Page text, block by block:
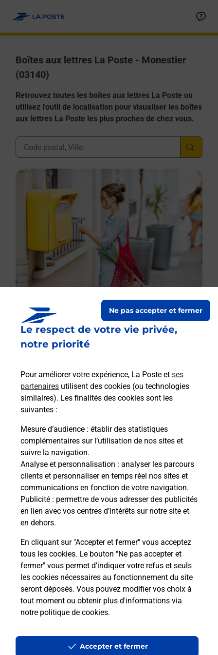
Le respect de votre vie privée,
notre priorité
Pour améliorer votre expérience, La Poste et ses
partenaires utilisent des cookies (ou technologies
similaires). Les finalités des cookies sont les
suivantes :
Mesure d’audience : établir des statistiques
complémentaires sur l’utilisation de nos sites et
suivre la navigation.
Analyse et personnalisation : analyser les parcours
clients et personnaliser en temps réel nos sites et
communications en fonction de votre navigation.
Publicité : permettre de vous adresser des publicités
en lien avec vos centres d’intérêts sur notre site et
en dehors.
En cliquant sur "Accepter et fermer" vous acceptez
tous les cookies. Le bouton "Ne pas accepter et
fermer" vous permet d'indiquer votre refus et seuls
les cookies nécessaires au fonctionnement du site
seront déposés. Vous pouvez modifier vos choix à
tout moment ou obtenir plus d'informations via
notre politique de cookies.
Ne pas accepter et fermer
Accepter et fermer
Boîtes aux lettres La Poste - Monestier
(03140)
Retrouvez toutes les boîtes aux lettres La Poste ou
utilisez l'outil de localisation pour visualiser les boîtes
aux lettres La Poste les plus proches de chez vous.
Ville, Département, Code Postal
Boîte aux lettres La Poste
16 Rue Du Vieux Bourg
03140 Monestier
Le lien s'ouvre dans un nouvel onglet
Boîte aux Lettres La Poste
Collecte du courrier aujourd'hui à 08h30
1 Place De La Mairie
03140 Monestier
Le lien s'ouvre dans un nouvel onglet
Localiser Liste Boîtes aux lettres Allier Monestier
Accessibilité : partiellement conforme